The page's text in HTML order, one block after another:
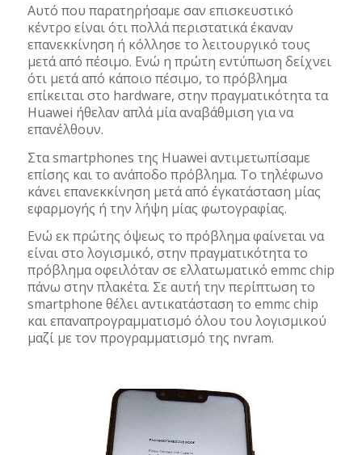
Αυτό που παρατηρήσαμε σαν επισκευστικό
κέντρο είναι ότι πολλά περιστατικά έκαναν
επανεκκίνηση ή κόλλησε το λειτουργικό τους
μετά από πέσιμο. Ενώ η πρώτη εντύπωση δείχνει
ότι μετά από κάποιο πέσιμο, το πρόβλημα
επίκειται στο hardware, στην πραγματικότητα τα
Huawei ήθελαν απλά μία αναβάθμιση για να
επανέλθουν.
Στα smartphones της Huawei αντιμετωπίσαμε
επίσης και το ανάποδο πρόβλημα. Το τηλέφωνο
κάνει επανεκκίνηση μετά από έγκατάσταση μίας
εφαρμογής ή την λήψη μίας φωτογραφίας.
Ενώ εκ πρώτης όψεως το πρόβλημα φαίνεται να
είναι στο λογισμικό, στην πραγματικότητα το
πρόβλημα οφειλόταν σε ελλατωματικό emmc chip
πάνω στην πλακέτα. Σε αυτή την περίπτωση το
smartphone θέλει αντικατάσταση το emmc chip
και επαναπρογραμματισμό όλου του λογισμικού
μαζί με τον προγραμματισμό της nvram.